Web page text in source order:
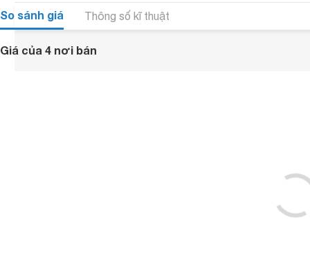
So sánh giá Thông số kĩ thuật
Giá của 4 nơi bán